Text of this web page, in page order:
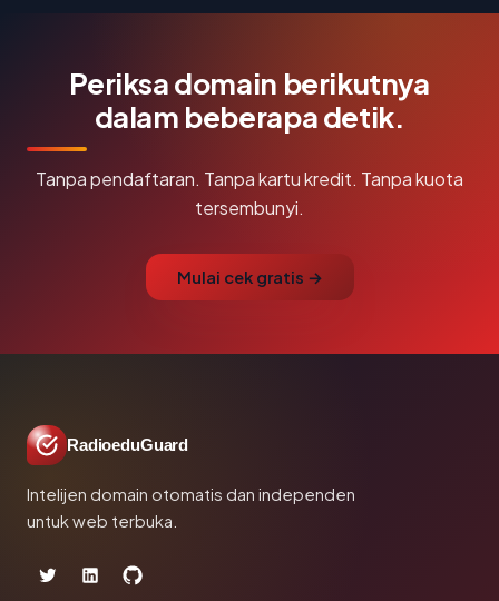
Periksa domain berikutnya
dalam beberapa detik.
Tanpa pendaftaran. Tanpa kartu kredit. Tanpa kuota
tersembunyi.
Mulai cek gratis →
RadioeduGuard
Intelijen domain otomatis dan independen
untuk web terbuka.